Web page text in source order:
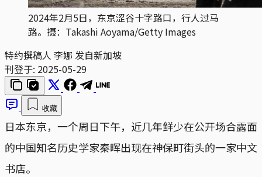
2024年2月5日，东京涩谷十字路口，行人过马
路。摄：Takashi Aoyama/Getty Images
特约撰稿人 李娜 发自新加坡
刊登于: 2025-05-29
收藏
日本东京，一个周日下午，近几年鲜少在公开场合露面
的中国知名历史学家秦晖出现在神保町街头的一家中文
书店。